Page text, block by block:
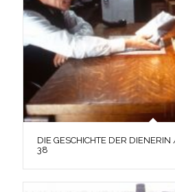
DIE GESCHICHTE DER
38